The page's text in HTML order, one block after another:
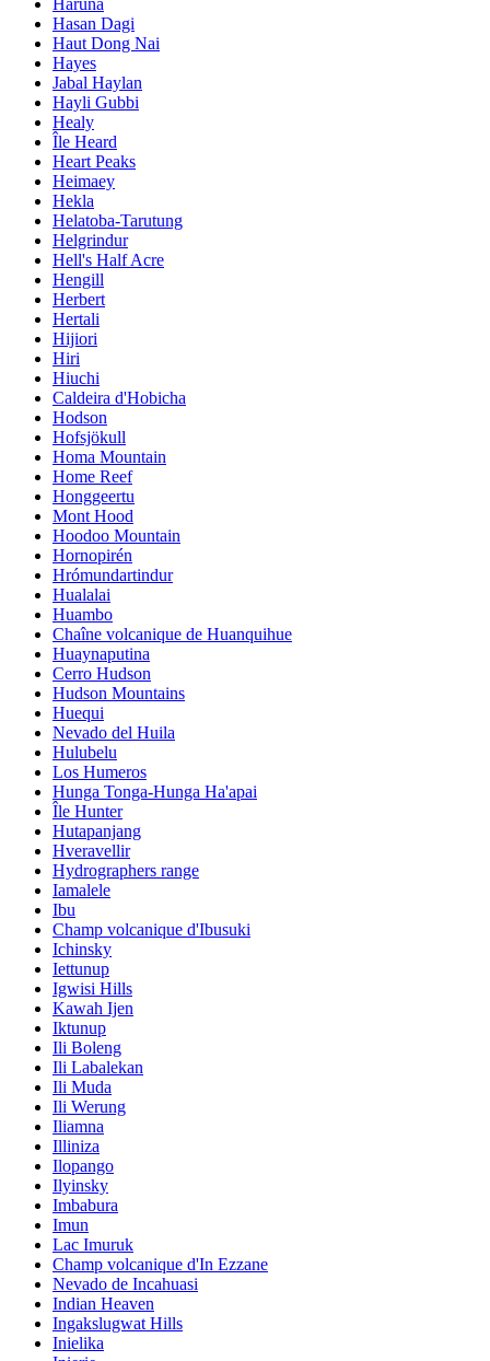
Hasan Dagi
Haut Dong Nai
Hayes
Jabal Haylan
Hayli Gubbi
Healy
Île Heard
Heart Peaks
Heimaey
Hekla
Helatoba-Tarutung
Helgrindur
Hell's Half Acre
Hengill
Herbert
Hertali
Hijiori
Hiri
Hiuchi
Caldeira d'Hobicha
Hodson
Hofsjökull
Homa Mountain
Home Reef
Honggeertu
Mont Hood
Hoodoo Mountain
Hornopirén
Hrómundartindur
Hualalai
Huambo
Chaîne volcanique de Huanquihue
Huaynaputina
Cerro Hudson
Hudson Mountains
Huequi
Nevado del Huila
Hulubelu
Los Humeros
Hunga Tonga-Hunga Ha'apai
Île Hunter
Hutapanjang
Hveravellir
Hydrographers range
Iamalele
Ibu
Champ volcanique d'Ibusuki
Ichinsky
Iettunup
Igwisi Hills
Kawah Ijen
Iktunup
Ili Boleng
Ili Labalekan
Ili Muda
Ili Werung
Iliamna
Illiniza
Ilopango
Ilyinsky
Imbabura
Imun
Lac Imuruk
Champ volcanique d'In Ezzane
Nevado de Incahuasi
Indian Heaven
Ingakslugwat Hills
Inielika